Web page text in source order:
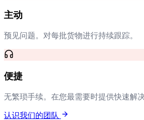
主动
预见问题。对每批货物进行持续跟踪。
便捷
无繁琐手续。在您最需要时提供快速解决
认识我们的团队